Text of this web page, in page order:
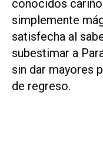
conocidos
simplemente
satisfecha al
subestimar a
sin dar mayores
de regreso.